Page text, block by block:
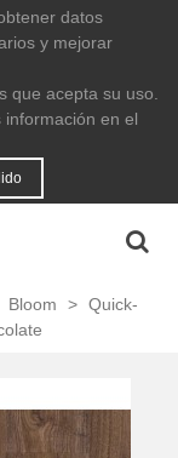
datos
y mejorar
que acepta su uso.
en el
Bloom > Quick-